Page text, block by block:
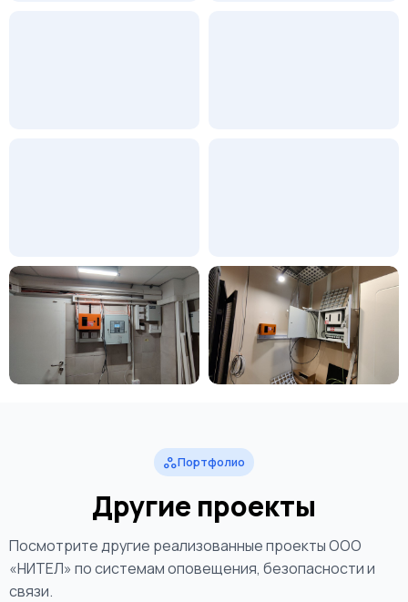
workspacesПортфолио
Другие проекты
Посмотрите другие реализованные проекты ООО
«НИТЕЛ» по системам оповещения, безопасности и
связи.